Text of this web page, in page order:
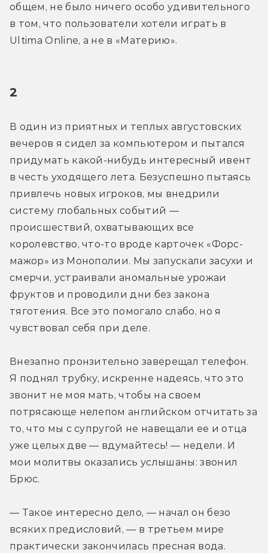
общем, не было ничего особо удивительного
в том, что пользователи хотели играть в
Ultima Online, а не в «Материю».
2
В один из приятных и теплых августовских
вечеров я сидел за компьютером и пытался
придумать какой-нибудь интересный ивент
в честь уходящего лета. Безуспешно пытаясь
привлечь новых игроков, мы внедрили
систему глобальных событий —
происшествий, охватывающих все
королевство, что-то вроде карточек «Форс-
мажор» из Монополии. Мы запускали засухи и
смерчи, устраивали аномальные урожаи
фруктов и проводили дни без закона
тяготения. Все это помогало слабо, но я
чувствовал себя при деле.
Внезапно пронзительно заверещал телефон.
Я поднял трубку, искренне надеясь, что это
звонит не моя мать, чтобы на своем
потрясающе нелепом английском отчитать за
то, что мы с супругой не навещали ее и отца
уже целых две — вдумайтесь! — недели. И
мои молитвы оказались услышаны: звонил
Брюс.
— Такое интересно дело, — начал он безо
всяких предисловий, — в третьем мире
практически закончилась пресная вода.